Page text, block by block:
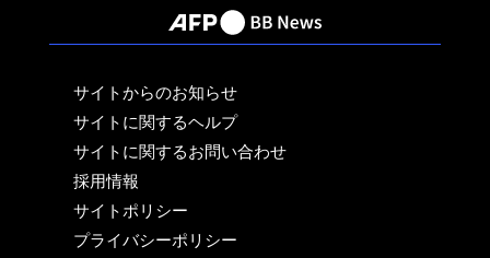
サイトからのお知らせ
サイトに関するヘルプ
サイトに関するお問い合わせ
採用情報
サイトポリシー
プライバシーポリシー